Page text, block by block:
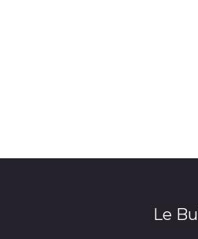
Le